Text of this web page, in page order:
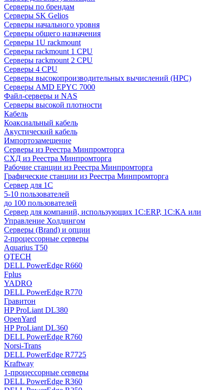
Серверы по брендам
Серверы SK Gelios
Серверы начального уровня
Серверы общего назначения
Серверы 1U rackmount
Серверы rackmount 1 CPU
Серверы rackmount 2 CPU
Серверы 4 CPU
Серверы высокопроизводительных вычислений (HPC)
Серверы AMD EPYC 7000
Файл-серверы и NAS
Серверы высокой плотности
Кабель
Коаксиальный кабель
Акустический кабель
Импортозамещение
Серверы из Реестра Минпромторга
СХД из Реестра Минпромторга
Рабочие станции из Реестра Минпромторга
Графические станции из Реестра Минпромторга
Сервер для 1С
5-10 пользователей
до 100 пользователей
Сервер для компаний, использующих 1C:ERP, 1С:КА или
Управление Холдингом
Серверы (Brand) и опции
2-процессорные серверы
Aquarius T50
QTECH
DELL PowerEdge R660
Fplus
YADRO
DELL PowerEdge R770
Гравитон
HP ProLiant DL380
OpenYard
HP ProLiant DL360
DELL PowerEdge R760
Norsi-Trans
DELL PowerEdge R7725
Kraftway
1-процессорные серверы
DELL PowerEdge R360